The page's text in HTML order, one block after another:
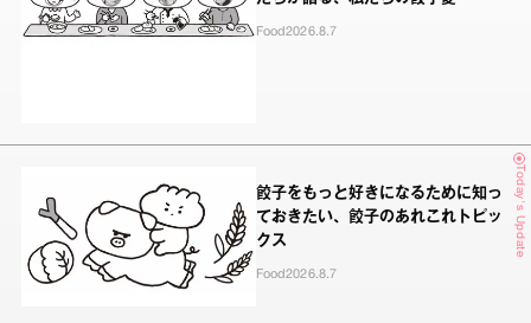
Food2026.8.7
Today's Update
餃子をもっと好きになるために知っ
ておきたい、餃子のあれこれトピッ
クス
Food2026.8.7